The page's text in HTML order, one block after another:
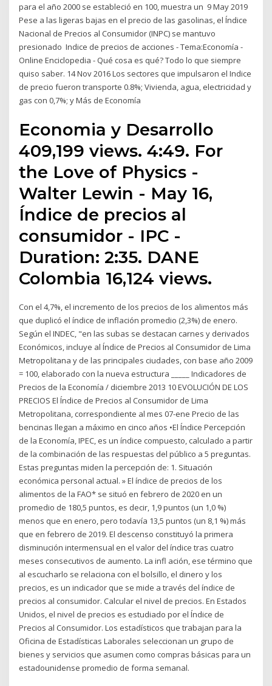
para el año 2000 se estableció en 100, muestra un 9 May 2019
Pese a las ligeras bajas en el precio de las gasolinas, el Índice
Nacional de Precios al Consumidor (INPC) se mantuvo
presionado Indice de precios de acciones - Tema:Economía -
Online Enciclopedia - Qué cosa es qué? Todo lo que siempre
quiso saber. 14 Nov 2016 Los sectores que impulsaron el Indice
de precio fueron transporte 0.8%; Vivienda, agua, electricidad y
gas con 0,7%; y Más de Economía
Economia y Desarrollo
409,199 views. 4:49. For
the Love of Physics -
Walter Lewin - May 16,
Índice de precios al
consumidor - IPC -
Duration: 2:35. DANE
Colombia 16,124 views.
Con el 4,7%, el incremento de los precios de los alimentos más
que duplicó el índice de inflación promedio (2,3%) de enero.
Según el INDEC, "en las subas se destacan carnes y derivados
Económicos, incluye al Índice de Precios al Consumidor de Lima
Metropolitana y de las principales ciudades, con base año 2009
= 100, elaborado con la nueva estructura _____ Indicadores de
Precios de la Economía / diciembre 2013 10 EVOLUCIÓN DE LOS
PRECIOS El Índice de Precios al Consumidor de Lima
Metropolitana, correspondiente al mes 07-ene Precio de las
bencinas llegan a máximo en cinco años •El Índice Percepción
de la Economía, IPEC, es un índice compuesto, calculado a partir
de la combinación de las respuestas del público a 5 preguntas.
Estas preguntas miden la percepción de: 1. Situación
económica personal actual. » El índice de precios de los
alimentos de la FAO* se situó en febrero de 2020 en un
promedio de 180,5 puntos, es decir, 1,9 puntos (un 1,0 %)
menos que en enero, pero todavía 13,5 puntos (un 8,1 %) más
que en febrero de 2019. El descenso constituyó la primera
disminución intermensual en el valor del índice tras cuatro
meses consecutivos de aumento. La infl ación, ese término que
al escucharlo se relaciona con el bolsillo, el dinero y los
precios, es un indicador que se mide a través del índice de
precios al consumidor. Calcular el nivel de precios. En Estados
Unidos, el nivel de precios es estudiado por el Índice de
Precios al Consumidor. Los estadísticos que trabajan para la
Oficina de Estadísticas Laborales seleccionan un grupo de
bienes y servicios que asumen como compras básicas para un
estadounidense promedio de forma semanal.